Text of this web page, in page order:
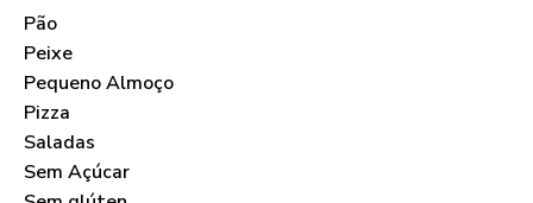
Pão
Peixe
Pequeno Almoço
Pizza
Saladas
Sem Açúcar